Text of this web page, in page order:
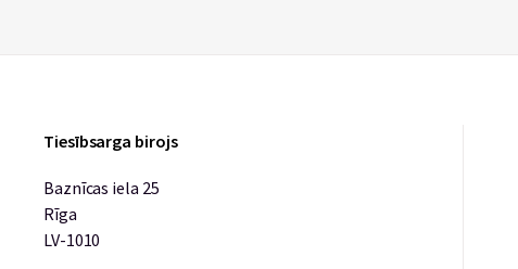
Tiesībsarga birojs
Baznīcas iela 25
Rīga
LV-1010